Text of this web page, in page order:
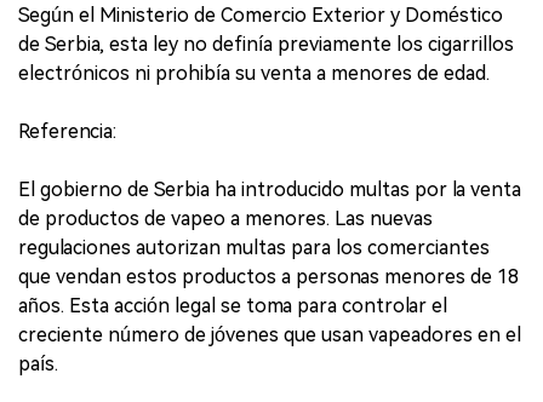
Según el Ministerio de Comercio Exterior y Doméstico
de Serbia, esta ley no definía previamente los cigarrillos
electrónicos ni prohibía su venta a menores de edad.
Referencia:
El gobierno de Serbia ha introducido multas por la venta
de productos de vapeo a menores. Las nuevas
regulaciones autorizan multas para los comerciantes
que vendan estos productos a personas menores de 18
años. Esta acción legal se toma para controlar el
creciente número de jóvenes que usan vapeadores en el
país.